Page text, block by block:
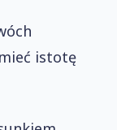
istotę